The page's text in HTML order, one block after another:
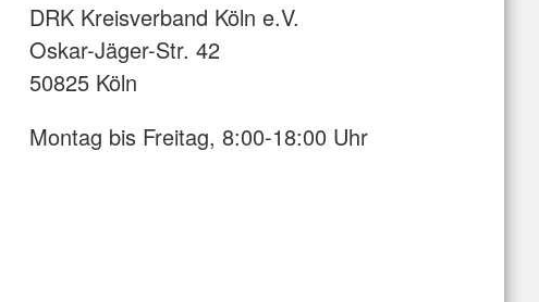
DRK Kreisverband Köln e.V.
Oskar-Jäger-Str. 42
50825 Köln
Montag bis Freitag, 8:00-18:00 Uhr